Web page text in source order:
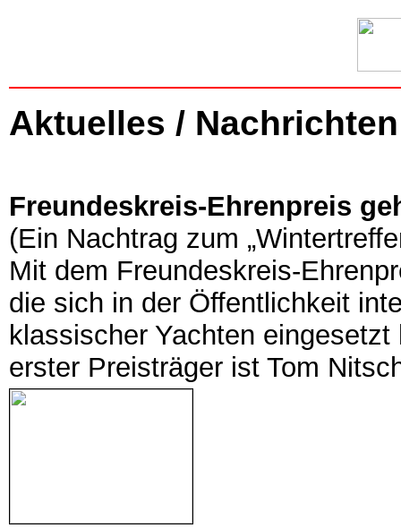
Aktuelles / Nachrichten
Freundeskreis-Ehrenpreis
(Ein Nachtrag zum
Mit dem Freundeskreis-
die sich in der Öffentlichkeit
klassischer Yachten
erster Preisträger ist Tom